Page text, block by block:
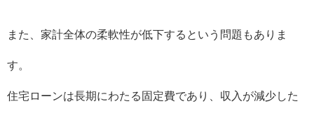
また、家計全体の柔軟性が低下するという問題もありま
す。
住宅ローンは長期にわたる固定費であり、収入が減少した